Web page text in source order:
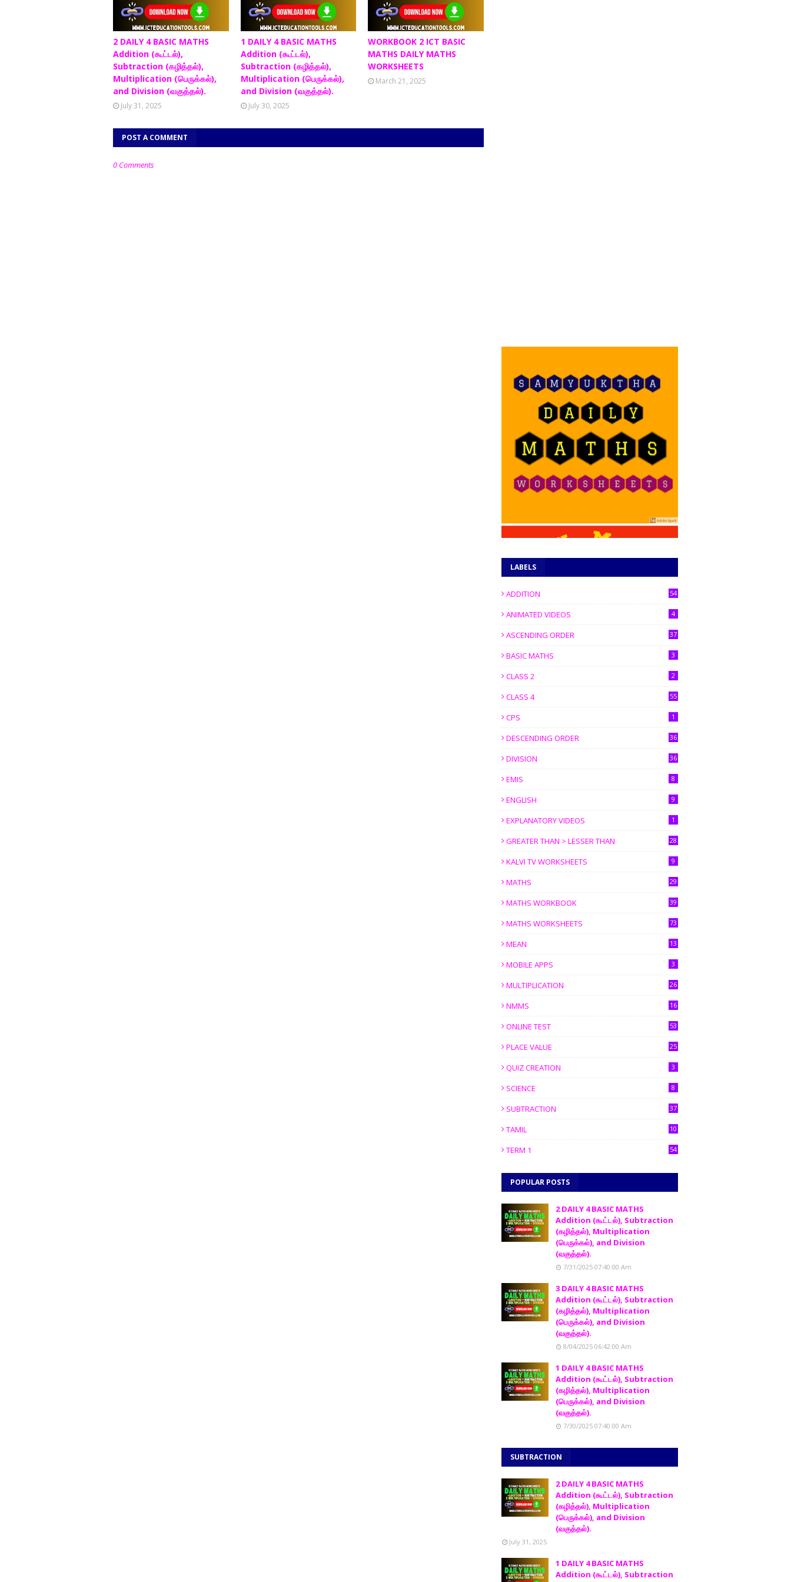
2 DAILY 4 BASIC MATHS
Addition (கூட்டல்),
Subtraction (கழித்தல்),
Multiplication (பெருக்கல்),
and Division (வகுத்தல்).
July 31, 2025
1 DAILY 4 BASIC MATHS
Addition (கூட்டல்),
Subtraction (கழித்தல்),
Multiplication (பெருக்கல்),
and Division (வகுத்தல்).
July 30, 2025
WORKBOOK 2 ICT BASIC
MATHS DAILY MATHS
WORKSHEETS
March 21, 2025
POST A COMMENT
0 Comments
LABELS
ADDITION 54
ANIMATED VIDEOS 4
ASCENDING ORDER 37
BASIC MATHS 3
CLASS 2 2
CLASS 4 55
CPS 1
DESCENDING ORDER 36
DIVISION 36
EMIS 8
ENGLISH 9
EXPLANATORY VIDEOS 1
GREATER THAN > LESSER THAN 28
KALVI TV WORKSHEETS 9
MATHS 29
MATHS WORKBOOK 39
MATHS WORKSHEETS 73
MEAN 13
MOBILE APPS 3
MULTIPLICATION 26
NMMS 16
ONLINE TEST 53
PLACE VALUE 25
QUIZ CREATION 3
SCIENCE 8
SUBTRACTION 37
TAMIL 10
TERM 1 54
POPULAR POSTS
2 DAILY 4 BASIC MATHS
Addition (கூட்டல்), Subtraction
(கழித்தல்), Multiplication
(பெருக்கல்), and Division
(வகுத்தல்).
7/31/2025 07:40:00 Am
3 DAILY 4 BASIC MATHS
Addition (கூட்டல்), Subtraction
(கழித்தல்), Multiplication
(பெருக்கல்), and Division
(வகுத்தல்).
8/04/2025 06:42:00 Am
1 DAILY 4 BASIC MATHS
Addition (கூட்டல்), Subtraction
(கழித்தல்), Multiplication
(பெருக்கல்), and Division
(வகுத்தல்).
7/30/2025 07:40:00 Am
SUBTRACTION
2 DAILY 4 BASIC MATHS
Addition (கூட்டல்), Subtraction
(கழித்தல்), Multiplication
(பெருக்கல்), and Division
(வகுத்தல்).
July 31, 2025
1 DAILY 4 BASIC MATHS
Addition (கூட்டல்), Subtraction